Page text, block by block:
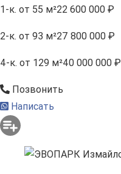
1-к. от 55 м²22 600 000 ₽
2-к. от 93 м²27 800 000 ₽
4-к. от 129 м²40 000 000 ₽
Позвонить
Написать